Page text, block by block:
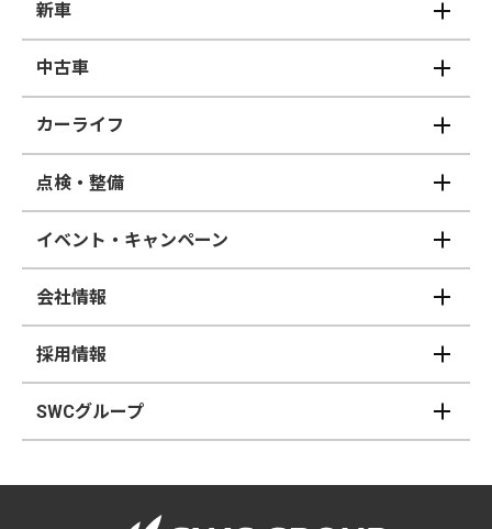
新車
中古車
カーライフ
点検・整備
イベント・キャンペーン
会社情報
採用情報
SWCグループ